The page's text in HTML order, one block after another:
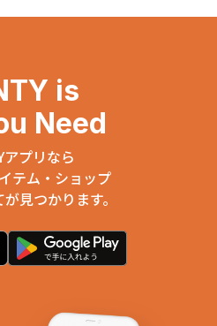
is
Need
アプリなら
テム・ショップ
見つかります。